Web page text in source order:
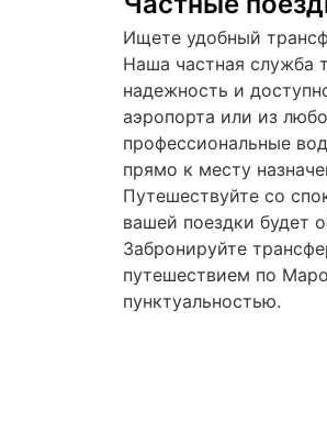
Ищете удобный
Наша частная служба
надежность и
аэропорта или из
профессиональные
прямо к месту
Путешествуйте со
вашей поездки будет
Забронируйте
путешествием по
пунктуальностью.